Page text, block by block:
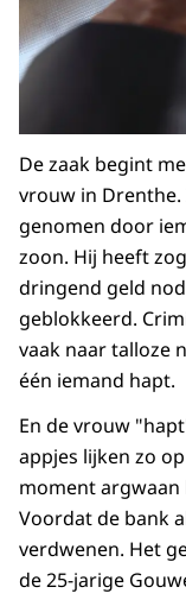
De zaak begint
vrouw in
genomen door
zoon. Hij heeft
dringend geld
geblokkeerd.
vaak naar talloze
één iemand hapt.
En de vrouw
appjes lijken zo
moment argwaan
Voordat de bank
verdwenen. Het
de 25-jarige